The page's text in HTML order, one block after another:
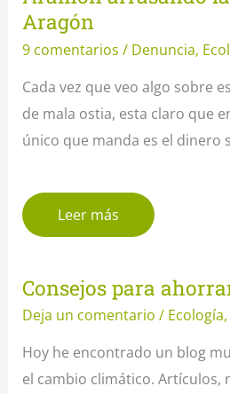
Aragón
9 comentarios / Denuncia,
Cada vez que veo algo sobre
de mala ostia, esta claro que
único que manda es el dinero
Leer más
Consejos para
Deja un comentario / Ecología,
Hoy he encontrado un blog
el cambio climático. Artículos,